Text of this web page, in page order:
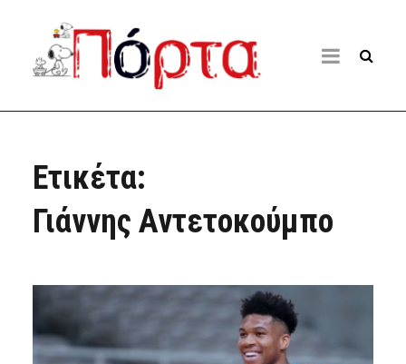
Ετικέτα:
Γιάννης Αντετοκούμπο